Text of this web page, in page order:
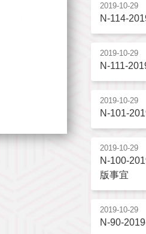
2019-10-29
N-114-
2019-10-29
N-111-
2019-10-29
N-101-
2019-10-29
N-100-
版事宜
2019-10-29
N-90-